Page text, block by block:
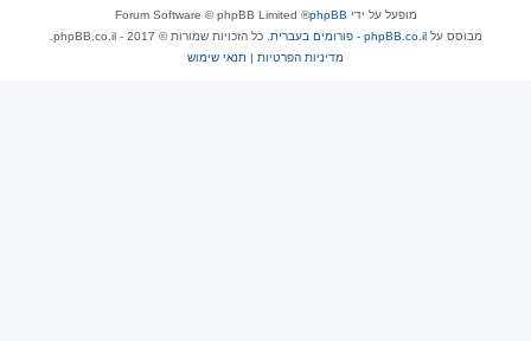
מופעל על ידי phpBB
® Forum Software © phpBB Limited
מבוסס עלphpBB.co.il - פורומים בעברית
. כל הזכויות שמורות © 2017 - phpBB.co.il.
מדיניות הפרטיות | תנאי שימוש